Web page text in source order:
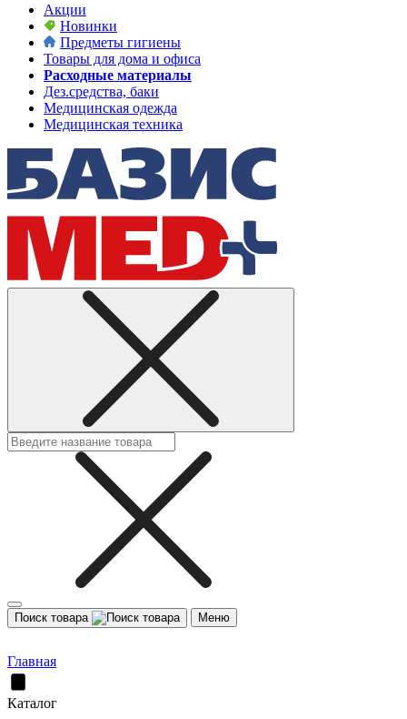
Акции
Новинки
Предметы гигиены
Товары для дома и офиса
Расходные материалы
Дез.средства, баки
Медицинская одежда
Медицинская техника
Поиск товара Меню
Главная
Каталог